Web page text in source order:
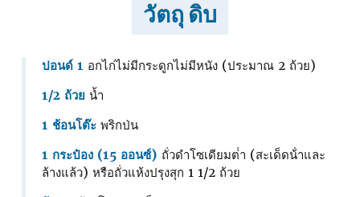
วัตถุ ดิบ
ปอนด์ 1 อกไก่ไม่มีกระดูกไม่มีหนัง (ประมาณ 2 ถ้วย)
1/2 ถ้วย น้ำ
1 ช้อนโต๊ะ พริกป่น
1 กระป๋อง (15 ออนซ์) ถั่วดําโซเดียมต่ํา (สะเด็ดน้ําและ
ล้างแล้ว) หรือถั่วแห้งปรุงสุก 1 1/2 ถ้วย